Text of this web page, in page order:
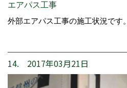
エアパス工事
外部エアパス工事の施工状況です。
14. 2017年03月21日